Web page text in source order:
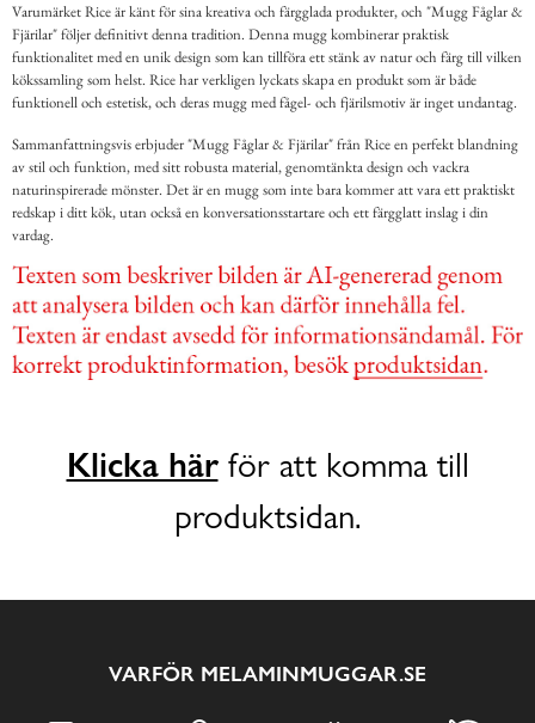
Varumärket Rice är känt för sina kreativa och färgglada produkter, och "Mugg Fåglar &
Fjärilar" följer definitivt denna tradition. Denna mugg kombinerar praktisk
funktionalitet med en unik design som kan tillföra ett stänk av natur och färg till vilken
kökssamling som helst. Rice har verkligen lyckats skapa en produkt som är både
funktionell och estetisk, och deras mugg med fågel- och fjärilsmotiv är inget undantag.
Sammanfattningsvis erbjuder "Mugg Fåglar & Fjärilar" från Rice en perfekt blandning
av stil och funktion, med sitt robusta material, genomtänkta design och vackra
naturinspirerade mönster. Det är en mugg som inte bara kommer att vara ett praktiskt
redskap i ditt kök, utan också en konversationsstartare och ett färgglatt inslag i din
vardag.
Klicka härför att komma till
produktsidan.
VARFÖR MELAMINMUGGAR.SE